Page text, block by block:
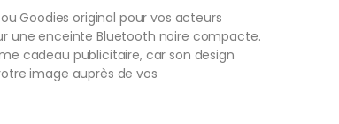
Goodies original pour vos acteurs
une enceinte Bluetooth noire compacte.
cadeau publicitaire, car son design
image auprès de vos